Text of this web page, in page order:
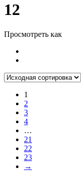
12
Просмотреть как
1
2
3
4
…
21
22
23
→